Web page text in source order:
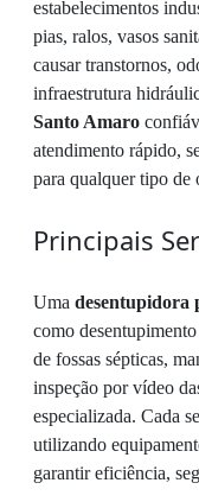
estabelecimentos
pias, ralos, vasos
causar transtornos,
infraestrutura
Santo Amaro
atendimento rápido,
para qualquer tipo de
Principais
Uma desentupidora
como
de fossas sépticas,
inspeção por vídeo
especializada. Cada
utilizando
garantir eficiência,